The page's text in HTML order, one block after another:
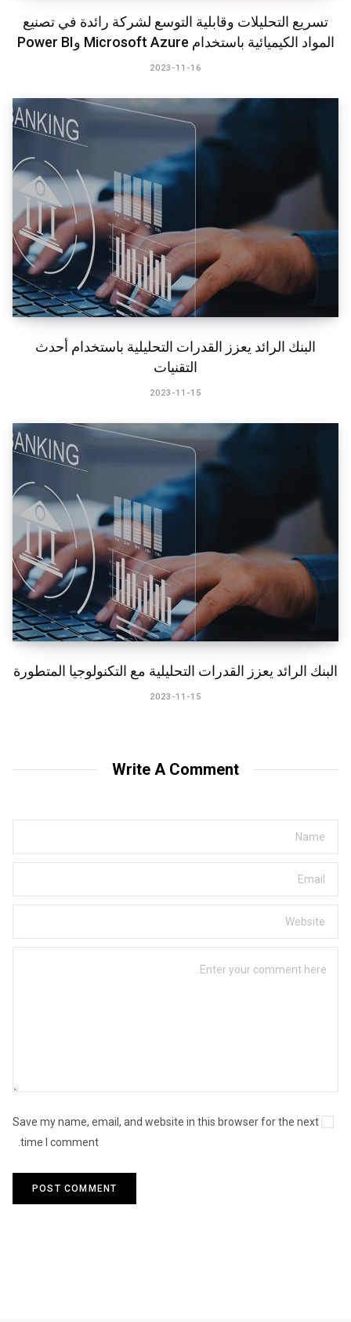
تسريع التحليلات وقابلية التوسع لشركة رائدة في تصنيع
المواد الكيميائية باستخدام Microsoft Azure وPower BI​
2023-11-16
​البنك الرائد يعزز القدرات التحليلية باستخدام أحدث
التقنيات
2023-11-15
البنك الرائد يعزز القدرات التحليلية مع التكنولوجيا المتطورة
2023-11-15
Write A Comment
Save my name, email, and website in this browser for the next
time I comment.